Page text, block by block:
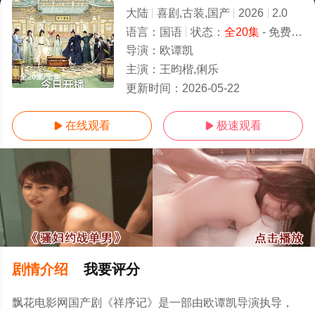
全20集/全集
大陆 喜剧,古装,国产 2026
2.0
语言： 国语 状态： 全20集- 免费在线观看
导演： 欧谭凯
主演： 王昀楷,俐乐
更新时间： 2026-05-22
 在线观看  极速观看
剧情介绍 我要评分
飘花电影网国产剧《祥序记》是一部由欧谭凯导演执导，